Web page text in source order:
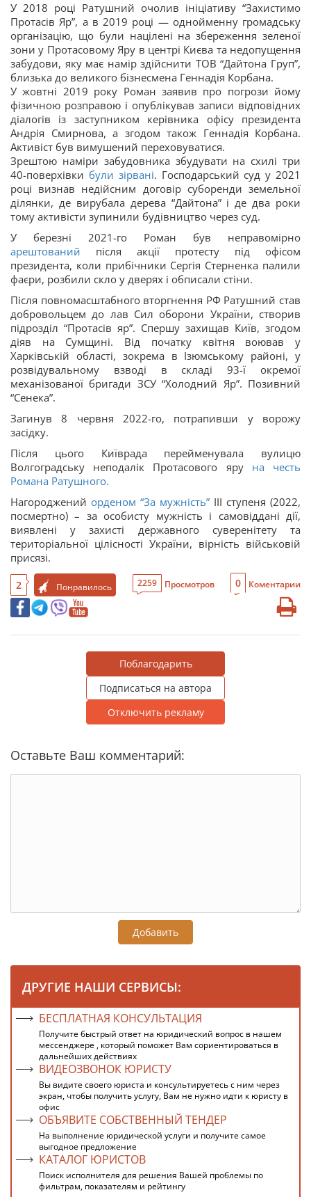
У 2018 році Ратушний очолив ініціативу “Захистимо
Протасів Яр”, а в 2019 році — однойменну громадську
організацію, що були націлені на збереження зеленої
зони у Протасовому Яру в центрі Києва та недопущення
забудови, яку має намір здійснити ТОВ “Дайтона Груп”,
близька до великого бізнесмена Геннадія Корбана.
У жовтні 2019 року Роман заявив про погрози йому
фізичною розправою і опублікував записи відповідних
діалогів із заступником керівника офісу президента
Андрія Смирнова, а згодом також Геннадія Корбана.
Активіст був вимушений переховуватися.
Зрештою наміри забудовника збудувати на схилі три
40-поверхівки були зірвані. Господарський суд у 2021
році визнав недійсним договір суборенди земельної
ділянки, де вирубала дерева “Дайтона” і де два роки
тому активісти зупинили будівництво через суд.
У березні 2021-го Роман був неправомірно
арештований після акції протесту під офісом
президента, коли прибічники Сергія Стерненка палили
фаєри, розбили скло у дверях і обписали стіни.
Після повномасштабного вторгнення РФ Ратушний став
добровольцем до лав Сил оборони України, створив
підрозділ “Протасів яр”. Спершу захищав Київ, згодом
діяв на Сумщині. Від початку квітня воював у
Харківській області, зокрема в Ізюмському районі, у
розвідувальному взводі в складі 93-ї окремої
механізованої бригади ЗСУ “Холодний Яр”. Позивний
“Сенека”.
Загинув 8 червня 2022-го, потрапивши у ворожу
засідку.
Після цього Київрада перейменувала вулицю
Волгоградську неподалік Протасового яру на честь
Романа Ратушного.
Нагороджений орденом “За мужність” III ступеня (2022,
посмертно) – за особисту мужність і самовіддані дії,
виявлені у захисті державного суверенітету та
територіальної цілісності України, вірність військовій
присязі.
2 Понравилось 2259 Просмотров 0 Коментарии
Поблагодарить
Подписаться на автора
Отключить рекламу
Оставьте Ваш комментарий:
Добавить
ДРУГИЕ НАШИ СЕРВИСЫ:
БЕСПЛАТНАЯ КОНСУЛЬТАЦИЯ
Получите быстрый ответ на юридический вопрос в нашем
мессенджере , который поможет Вам сориентироваться в
дальнейших действиях
ВИДЕОЗВОНОК ЮРИСТУ
Вы видите своего юриста и консультируетесь с ним через
экран, чтобы получить услугу, Вам не нужно идти к юристу в
офис
ОБЪЯВИТЕ СОБСТВЕННЫЙ ТЕНДЕР
На выполнение юридической услуги и получите самое
выгодное предложение
КАТАЛОГ ЮРИСТОВ
Поиск исполнителя для решения Вашей проблемы по
фильтрам, показателям и рейтингу